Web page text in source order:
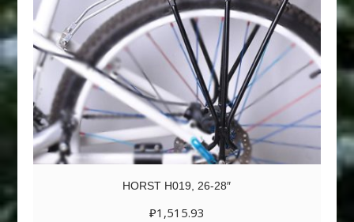
HORST H019, 26-28″
₽1,515.93